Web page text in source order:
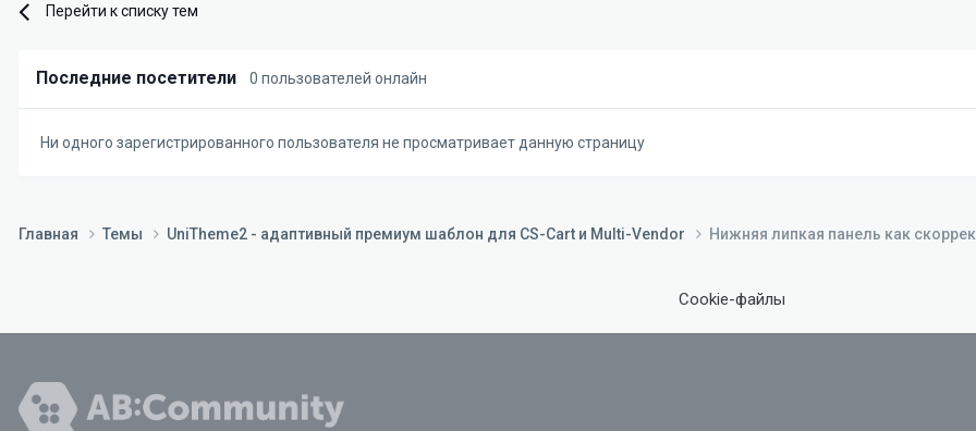
Перейти к списку тем
Последние посетители 0 пользователей онлайн
Ни одного зарегистрированного пользователя не просматривает данную страницу
Главная Темы UniTheme2 - адаптивный премиум шаблон для CS-Cart и Multi-Vendor Нижняя липкая панель как
Cookie-файлы